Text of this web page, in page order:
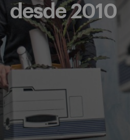
desde 2010